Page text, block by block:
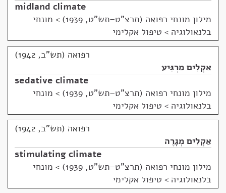
midland climate
מילון מונחי רפואה (תרצ"ט–תש"ט, 1939)
> מונחי
בלנאולוגיה > טיפול אקלימי
רפואה (תש"ב, 1942)
אַקְלִים מַרְגִּיעַ
sedative climate
מילון מונחי רפואה (תרצ"ט–תש"ט, 1939)
> מונחי
בלנאולוגיה > טיפול אקלימי
רפואה (תש"ב, 1942)
אַקְלִים מְגָרֶה
stimulating climate
מילון מונחי רפואה (תרצ"ט–תש"ט, 1939)
> מונחי
בלנאולוגיה > טיפול אקלימי